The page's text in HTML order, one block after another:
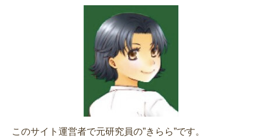
このサイト運営者で元研究員の”きらら”です。